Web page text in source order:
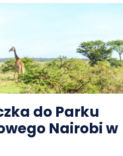
do Parku
Nairobi w